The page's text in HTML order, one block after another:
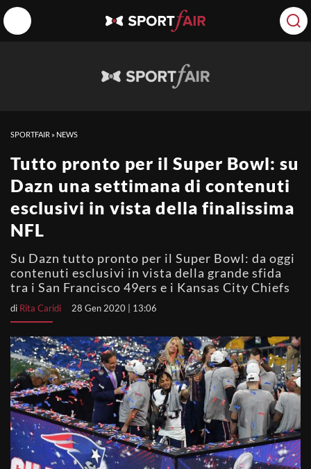
SPORTFAIR » NEWS
Tutto pronto per il Super Bowl: su
Dazn una settimana di contenuti
esclusivi in vista della finalissima
NFL
Su Dazn tutto pronto per il Super Bowl: da oggi
contenuti esclusivi in vista della grande sfida
tra i San Francisco 49ers e i Kansas City Chiefs
di Rita Caridi 28 Gen 2020 | 13:06